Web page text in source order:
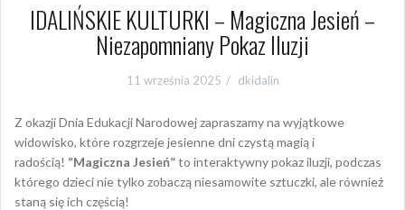
IDALIŃSKIE KULTURKI – Magiczna Jesień –
Niezapomniany Pokaz Iluzji
11 września 2025 dkidalin
Z okazji Dnia Edukacji Narodowej zapraszamy na wyjątkowe
widowisko, które rozgrzeje jesienne dni czystą magią i
radością! “Magiczna Jesień”to interaktywny pokaz iluzji, podczas
którego dzieci nie tylko zobaczą niesamowite sztuczki, ale również
staną się ich częścią!